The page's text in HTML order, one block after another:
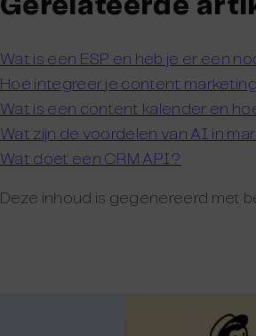
Gerelateerde
Wat is een ESP en heb je er een
Hoe integreer je content
Wat is een content kalender en
Wat zijn de voordelen van AI in
Wat doet een CRM API?
Deze inhoud is gegenereerd met